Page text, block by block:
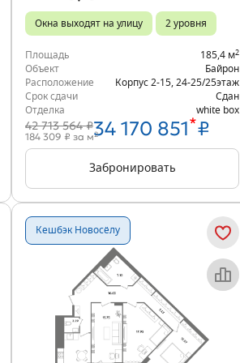
Окна выходят на улицу 2 уровня
Площадь 185,4 м2
Объект
Байрон
Расположение
Корпус 2-15 24-25/25этаж
Срок сдачи
Сдан
Отделка
white box
42 713 564 ₽34 170 851*₽
184 309 ₽ за м2
Забронировать
Кешбэк Новосёлу
Объект месяца